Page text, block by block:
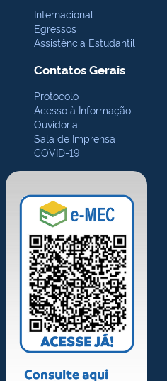
Internacional
Egressos
Assistência Estudantil
Contatos Gerais
Protocolo
Acesso à Informação
Ouvidoria
Sala de Imprensa
COVID-19